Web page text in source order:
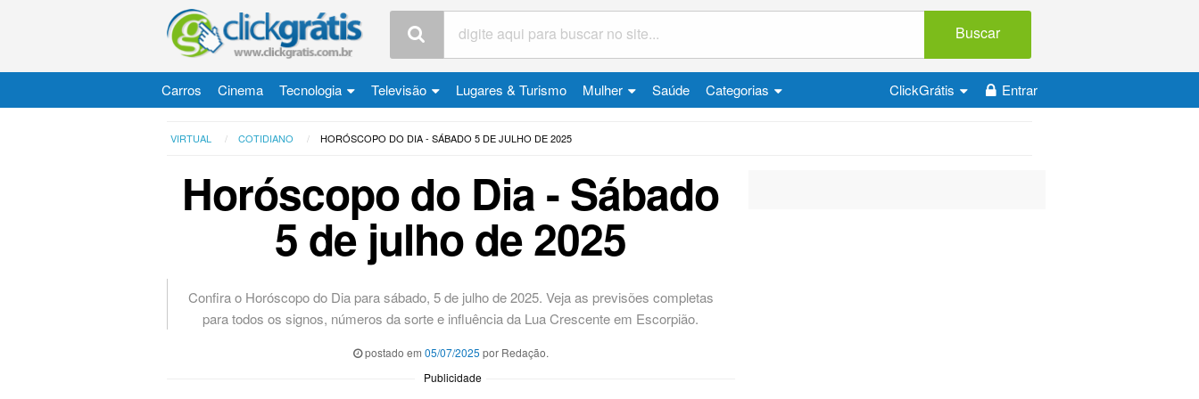
Buscar
Carros Cinema Tecnologia Televisão Lugares & Turismo Mulher Saúde Categorias Entrar
ClickGrátis
VIRTUAL COTIDIANO HORÓSCOPO DO DIA - SÁBADO 5 DE JULHO DE 2025
Horóscopo do Dia - Sábado
5 de julho de 2025
Confira o Horóscopo do Dia para sábado, 5 de julho de 2025. Veja as previsões completas
para todos os signos, números da sorte e influência da Lua Crescente em Escorpião.
postado em 05/07/2025 por Redação.
Publicidade